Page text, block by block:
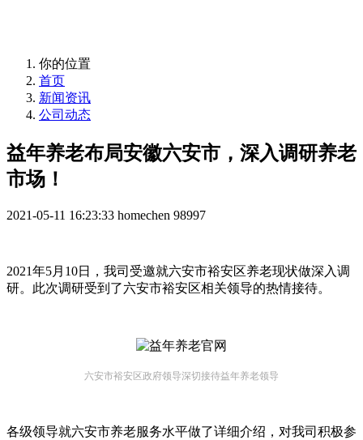
你的位置
首页
新闻资讯
公司动态
益年养老布局安徽六安市，深入调研养老
市场！
2021-05-11 16:23:33 homechen 98997
2021年5月10日，我司受邀就六安市裕安区养老现状做深入调
研。此次调研受到了六安市裕安区相关领导的热情接待。
六安市裕安区政府领导深切接待益年养老领导
各级领导就六安市养老服务水平做了详细介绍，对我司积极参